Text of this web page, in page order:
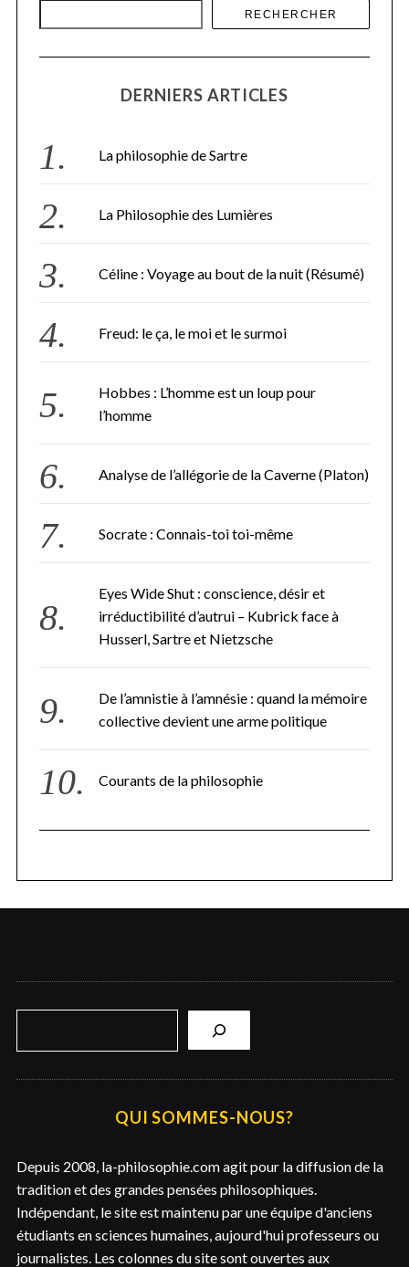
RECHERCHER
DERNIERS ARTICLES
La philosophie de Sartre
La Philosophie des Lumières
Céline : Voyage au bout de la nuit (Résumé)
Freud: le ça, le moi et le surmoi
Hobbes : L’homme est un loup pour
l’homme
Analyse de l’allégorie de la Caverne (Platon)
Socrate : Connais-toi toi-même
Eyes Wide Shut : conscience, désir et
irréductibilité d’autrui – Kubrick face à
Husserl, Sartre et Nietzsche
De l’amnistie à l’amnésie : quand la mémoire
collective devient une arme politique
Courants de la philosophie
QUI SOMMES-NOUS?
Depuis 2008, la-philosophie.com agit pour la diffusion de la
tradition et des grandes pensées philosophiques.
Indépendant, le site est maintenu par une équipe d'anciens
étudiants en sciences humaines, aujourd'hui professeurs ou
journalistes. Les colonnes du site sont ouvertes aux